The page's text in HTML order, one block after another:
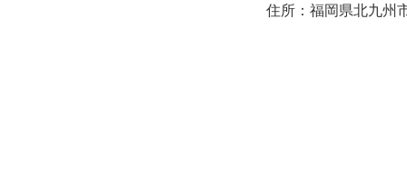
住所：福岡県北九州